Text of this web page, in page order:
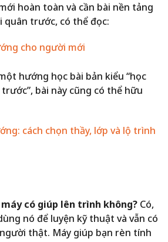
hoàn toàn và cần bài nền tảng
quân trước, có thể đọc:
cho người mới
hướng học bài bản kiểu “học
bài này cũng có thể hữu
cách chọn thầy, lớp và lộ trình
có giúp lên trình không? Có,
nó để luyện kỹ thuật và vẫn có
thật. Máy giúp bạn rèn tính